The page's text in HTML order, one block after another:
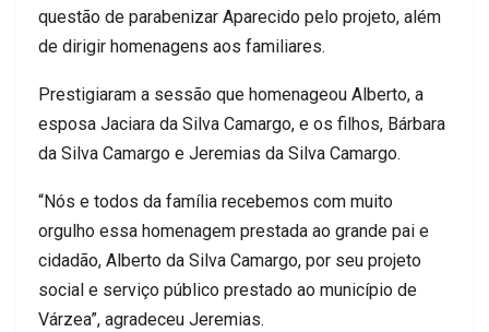
questão de parabenizar Aparecido pelo projeto, além
de dirigir homenagens aos familiares.
Prestigiaram a sessão que homenageou Alberto, a
esposa Jaciara da Silva Camargo, e os filhos, Bárbara
da Silva Camargo e Jeremias da Silva Camargo.
“Nós e todos da família recebemos com muito
orgulho essa homenagem prestada ao grande pai e
cidadão, Alberto da Silva Camargo, por seu projeto
social e serviço público prestado ao município de
Várzea”, agradeceu Jeremias.